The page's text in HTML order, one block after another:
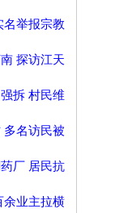
名举报宗教
探访江天
拆 村民维
多名访民被
厂 居民抗
余业主拉横